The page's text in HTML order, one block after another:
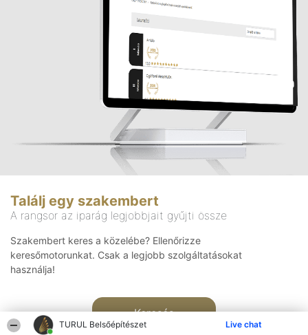
TURUL Belsőépítészet Live chat
Találj egy szakembert
A rangsor az iparág legjobbjait gyűjti össze
Szakembert keres a közelébe? Ellenőrizze
keresőmotorunkat. Csak a legjobb szolgáltatásokat
használja!
Keresés